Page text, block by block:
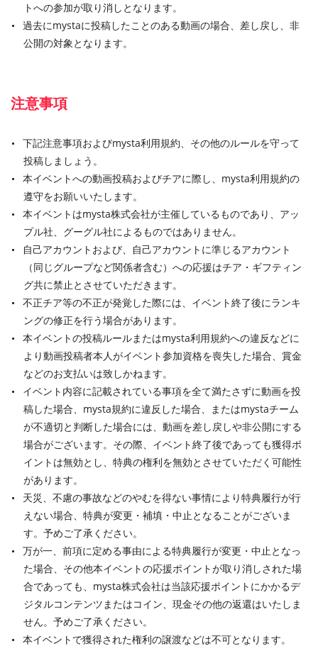
トへの参加が取り消しとなります。
過去にmystaに投稿したことのある動画の場合、差し戻し、非
公開の対象となります。
注意事項
下記注意事項およびmysta利用規約、その他のルールを守って
投稿しましょう。
本イベントへの動画投稿およびチアに際し、mysta利用規約の
遵守をお願いいたします。
本イベントはmysta株式会社が主催しているものであり、アッ
プル社、グーグル社によるものではありません。
自己アカウントおよび、自己アカウントに準じるアカウント
（同じグループなど関係者含む）への応援はチア・ギフティン
グ共に禁止とさせていただきます。
不正チア等の不正が発覚した際には、イベント終了後にランキ
ングの修正を行う場合があります。
本イベントの投稿ルールまたはmysta利用規約への違反などに
より動画投稿者本人がイベント参加資格を喪失した場合、賞金
などのお支払いは致しかねます。
イベント内容に記載されている事項を全て満たさずに動画を投
稿した場合、mysta規約に違反した場合、またはmystaチーム
が不適切と判断した場合には、動画を差し戻しや非公開にする
場合がございます。その際、イベント終了後であっても獲得ポ
イントは無効とし、特典の権利を無効とさせていただく可能性
があります。
天災、不慮の事故などのやむを得ない事情により特典履行が行
えない場合、特典が変更・補填・中止となることがございま
す。予めご了承ください。
万が一、前項に定める事由による特典履行が変更・中止となっ
た場合、その他本イベントの応援ポイントが取り消しされた場
合であっても、mysta株式会社は当該応援ポイントにかかるデ
ジタルコンテンツまたはコイン、現金その他の返還はいたしま
せん。予めご了承ください。
本イベントで獲得された権利の譲渡などは不可となります。